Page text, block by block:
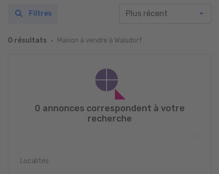
0 résultats Maison à vendre à Walsdorf
Filtres
0 annonces correspondent à votre
recherche
Localités